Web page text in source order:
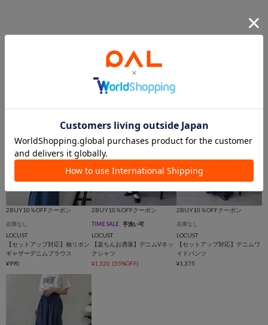
2BUY10％OFFクーポン
在庫なし
LOCUST
【セットアップ対応】袖リボン
ギャザーデニムブラウス
¥990
2BUY10％OFFクーポン
TIME SALE 手洗い可
LOCUST
【楽ちんお洒落】デニムVネッ
クシャツ
¥1,320 (55%OFF)
2BUY10％OFFクーポン
在庫なし
LOCUST
【セットアップ対応】デニムワ
イドパンツ
¥1,375